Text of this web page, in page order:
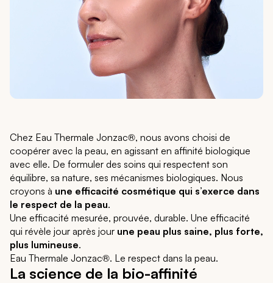
Chez Eau Thermale Jonzac®, nous avons choisi de
coopérer avec la peau, en agissant en affinité biologique
avec elle. De formuler des soins qui respectent son
équilibre, sa nature, ses mécanismes biologiques. Nous
croyons à une efficacité cosmétique qui s’exerce dans
le respect de la peau.
Une efficacité mesurée, prouvée, durable. Une efficacité
qui révèle jour après jour une peau plus saine, plus forte,
plus lumineuse.
Eau Thermale Jonzac®. Le respect dans la peau.
La science de la bio-affinité